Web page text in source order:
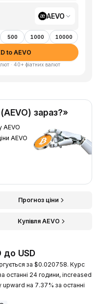
AEVO
500 1000 10000
to AEVO
· 40+ фіатних валют
зараз?»
AEVO
AEVO
Прогноз ціни
Купівля AEVO
до USD
за $0.020758. Курс
останні 24 години, increased
на 7.37% за останні